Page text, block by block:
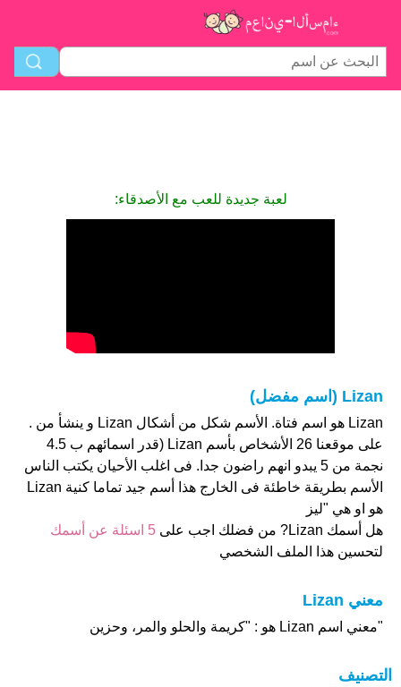
لعبة جديدة للعب مع الأصدقاء:
Lizan (اسم مفضل)
Lizan هو اسم فتاة. الأسم شكل من أشكال Lizan و ينشأ من .
على موقعنا 26 الأشخاص بأسم Lizan (قدر اسمائهم ب 4.5
نجمة من 5 يبدو انهم راضون جدا. فى اغلب الأحيان يكتب الناس
الأسم بطريقة خاطئة فى الخارج هذا أسم جيد تماما كنية Lizan
هو او هي "لیز
هل أسمك Lizan? من فضلك اجب على
5 اسئلة عن أسمك
لتحسين هذا الملف الشخصي
معني Lizan
"معني اسم Lizan هو : "كريمة والحلو والمر، وحزين
التصنيف